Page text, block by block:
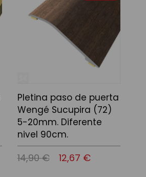
Pletina paso de puerta
Wengé Sucupira (72)
5-20mm. Diferente
nivel 90cm.
14,90 € 12,67 €